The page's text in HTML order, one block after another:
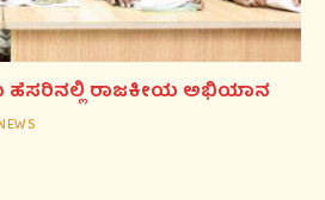
ಹೆಸರಿನಲ್ಲಿ ರಾಜಕೀಯ ಅಭಿಯಾನ